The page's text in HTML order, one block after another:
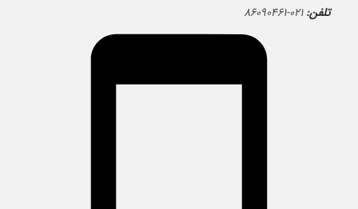
تلفن: ۰۲۱-۸۶۰۹۰۴۶۱